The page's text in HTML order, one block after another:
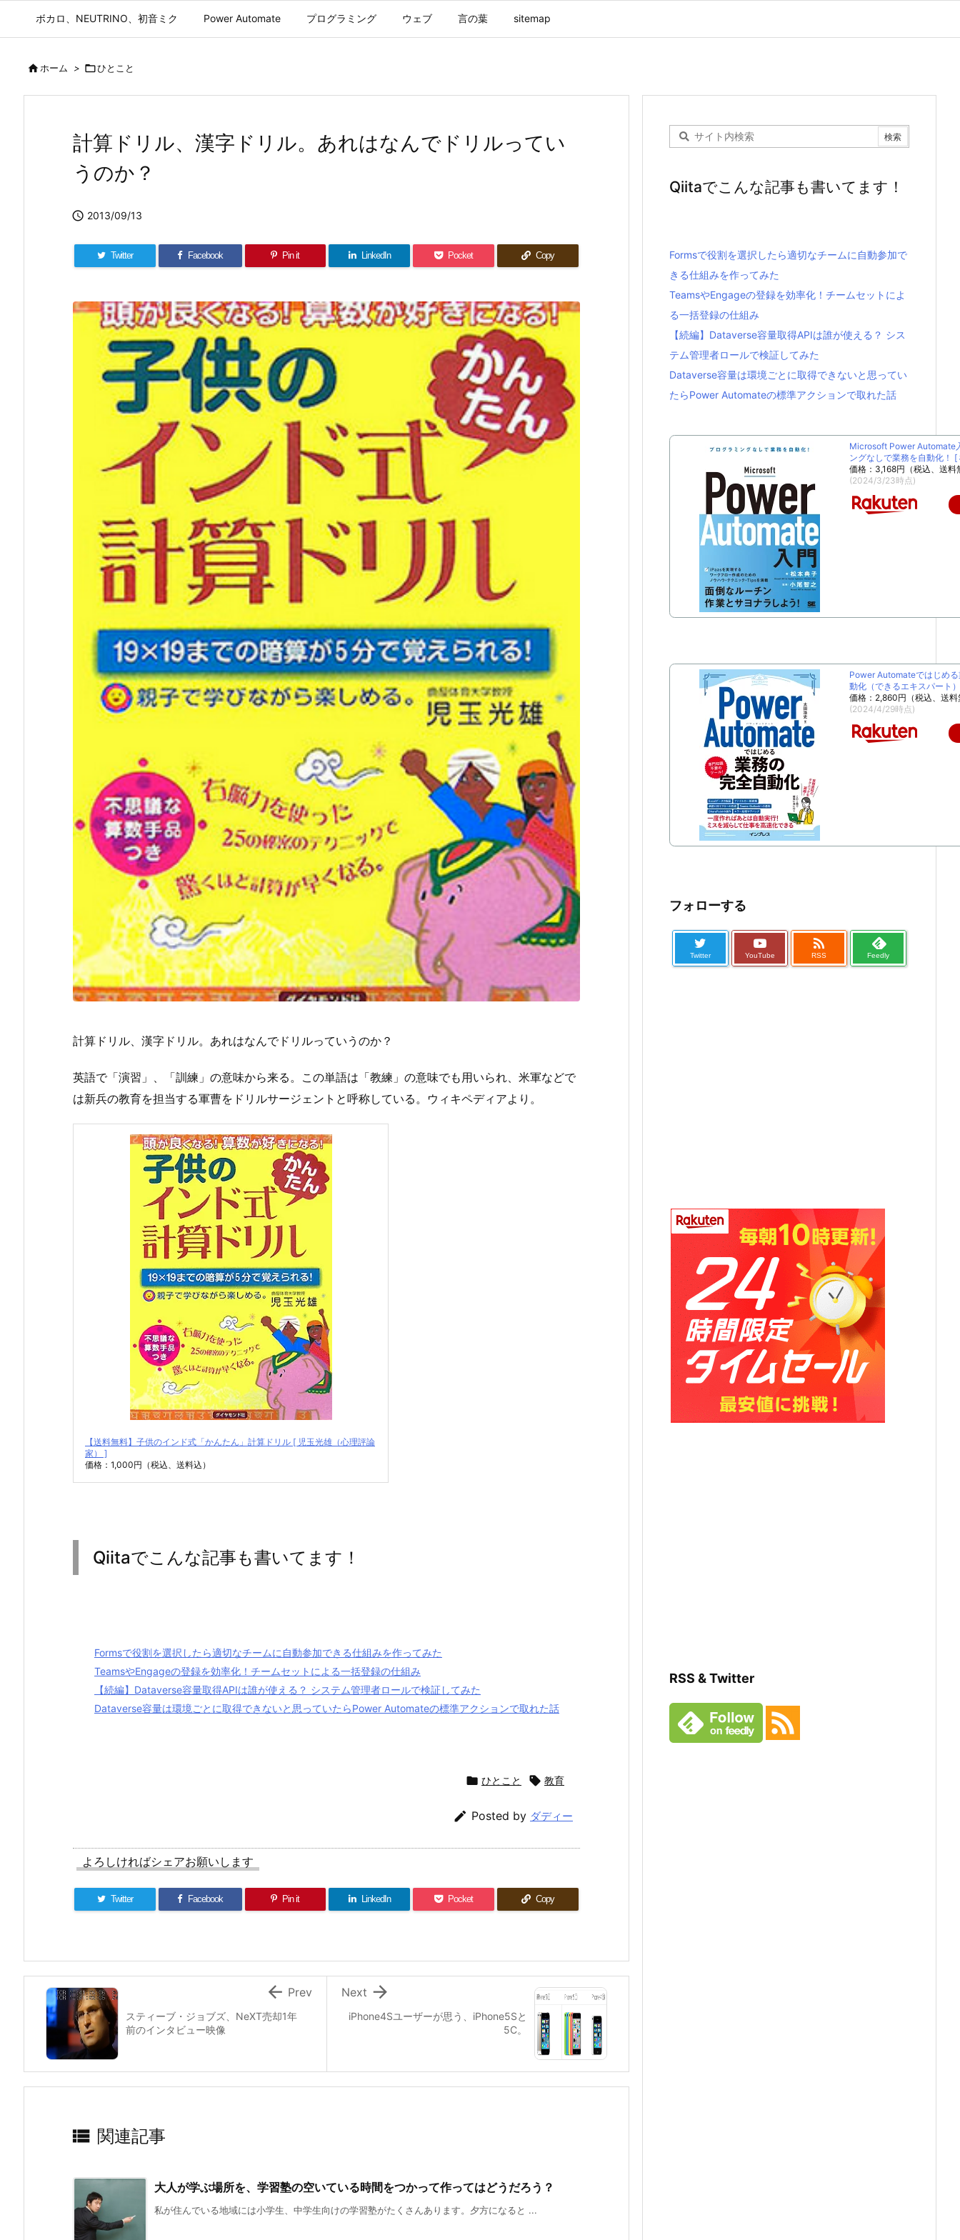
ボカロ、NEUTRINO、初音ミク Power Automate プログラミング ウェブ 言の葉 sitemap
ホーム > ひとこと
計算ドリル、漢字ドリル。あれはなんでドリルってい
うのか？
 2013/09/13
Twitter Facebook Pin it LinkedIn Pocket Copy
計算ドリル、漢字ドリル。あれはなんでドリルっていうのか？
英語で「演習」、「訓練」の意味から来る。この単語は「教練」の意味でも用いられ、米軍などで
は新兵の教育を担当する軍曹をドリルサージェントと呼称している。ウィキペディアより。
【送料無料】子供のインド式「かんたん」計算ドリル [ 児玉光雄（心理評論
家） ]
価格：1,000円（税込、送料込）
Qiitaでこんな記事も書いてます！
Formsで役割を選択したら適切なチームに自動参加できる仕組みを作ってみた
TeamsやEngageの登録を効率化！チームセットによる一括登録の仕組み
【続編】Dataverse容量取得APIは誰が使える？ システム管理者ロールで検証してみた
Dataverse容量は環境ごとに取得できないと思っていたらPower Automateの標準アクションで取れた話
 ひとこと  教育
 Posted by ダディー
よろしければシェアお願いします
Twitter Facebook Pin it LinkedIn Pocket Copy
iPhone4Sユーザーが思う、iPhone5Sと
5C。

Next
スティーブ・ジョブズ、NeXT売却1年
前のインタビュー映像
 Prev
 関連記事
大人が学ぶ場所を、学習塾の空いている時間をつかって作ってはどうだろう？
私が住んでいる地域には小学生、中学生向けの学習塾がたくさんあります。夕方になると ...
Qiitaでこんな記事も書いてます！
Formsで役割を選択したら適切なチームに自動参加で
きる仕組みを作ってみた
TeamsやEngageの登録を効率化！チームセットによ
る一括登録の仕組み
【続編】Dataverse容量取得APIは誰が使える？ シス
テム管理者ロールで検証してみた
Dataverse容量は環境ごとに取得できないと思ってい
たらPower Automateの標準アクションで取れた話
Microsoft Power Automate
ングなしで業務を自動化！ [
価格：3,168円（税込、送料
(2024/3/23時点)
Power Automateではじめ
動化（できるエキスパート
価格：2,860円（税込、送料
(2024/4/29時点)
フォローする
Twitter YouTube

RSS Feedly
RSS & Twitter